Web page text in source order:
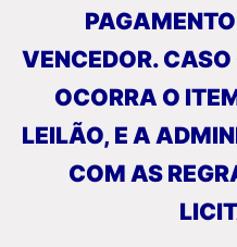
VENCEDOR.
OCORRA O
LEILÃO, E A
COM AS